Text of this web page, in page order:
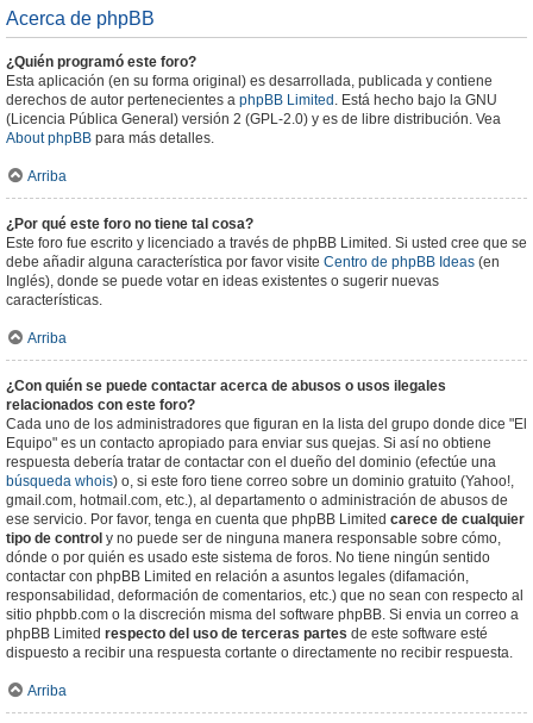
Acerca de phpBB
¿Quién programó este foro?
Esta aplicación (en su forma original) es desarrollada, publicada y contiene
derechos de autor pertenecientes a phpBB Limited . Está hecho bajo la GNU
(Licencia Pública General) versión 2 (GPL-2.0) y es de libre distribución. Vea
About phpBB para más detalles.
Arriba
¿Por qué este foro no tiene tal cosa?
Este foro fue escrito y licenciado a través de phpBB Limited. Si usted cree que se
debe añadir alguna característica por favor visite Centro de phpBB Ideas (en
Inglés), donde se puede votar en ideas existentes o sugerir nuevas
características.
Arriba
¿Con quién se puede contactar acerca de abusos o usos ilegales
relacionados con este foro?
Cada uno de los administradores que figuran en la lista del grupo donde dice "El
Equipo" es un contacto apropiado para enviar sus quejas. Si así no obtiene
respuesta debería tratar de contactar con el dueño del dominio (efectúe una
búsqueda whois) o, si este foro tiene correo sobre un dominio gratuito (Yahoo!,
gmail.com, hotmail.com, etc.), al departamento o administración de abusos de
ese servicio. Por favor, tenga en cuenta que phpBB Limited carece de cualquier
tipo de control y no puede ser de ninguna manera responsable sobre cómo,
dónde o por quién es usado este sistema de foros. No tiene ningún sentido
contactar con phpBB Limited en relación a asuntos legales (difamación,
responsabilidad, deformación de comentarios, etc.) que no sean con respecto al
sitio phpbb.com o la discreción misma del software phpBB. Si envia un correo a
phpBB Limited respecto del uso de terceras partes de este software esté
dispuesto a recibir una respuesta cortante o directamente no recibir respuesta.
Arriba